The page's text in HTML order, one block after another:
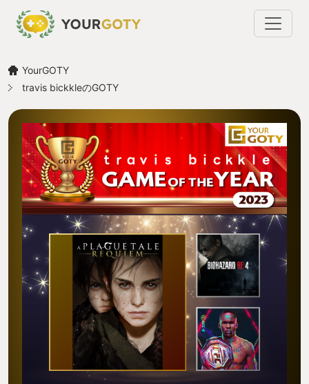
YourGOTY
travis bickkleのGOTY